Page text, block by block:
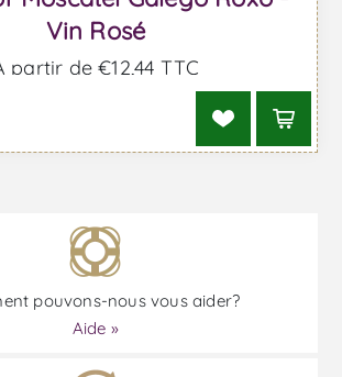
Vin Rosé
partir de €12,44 TTC
pouvons-nous vous aider?
Aide »